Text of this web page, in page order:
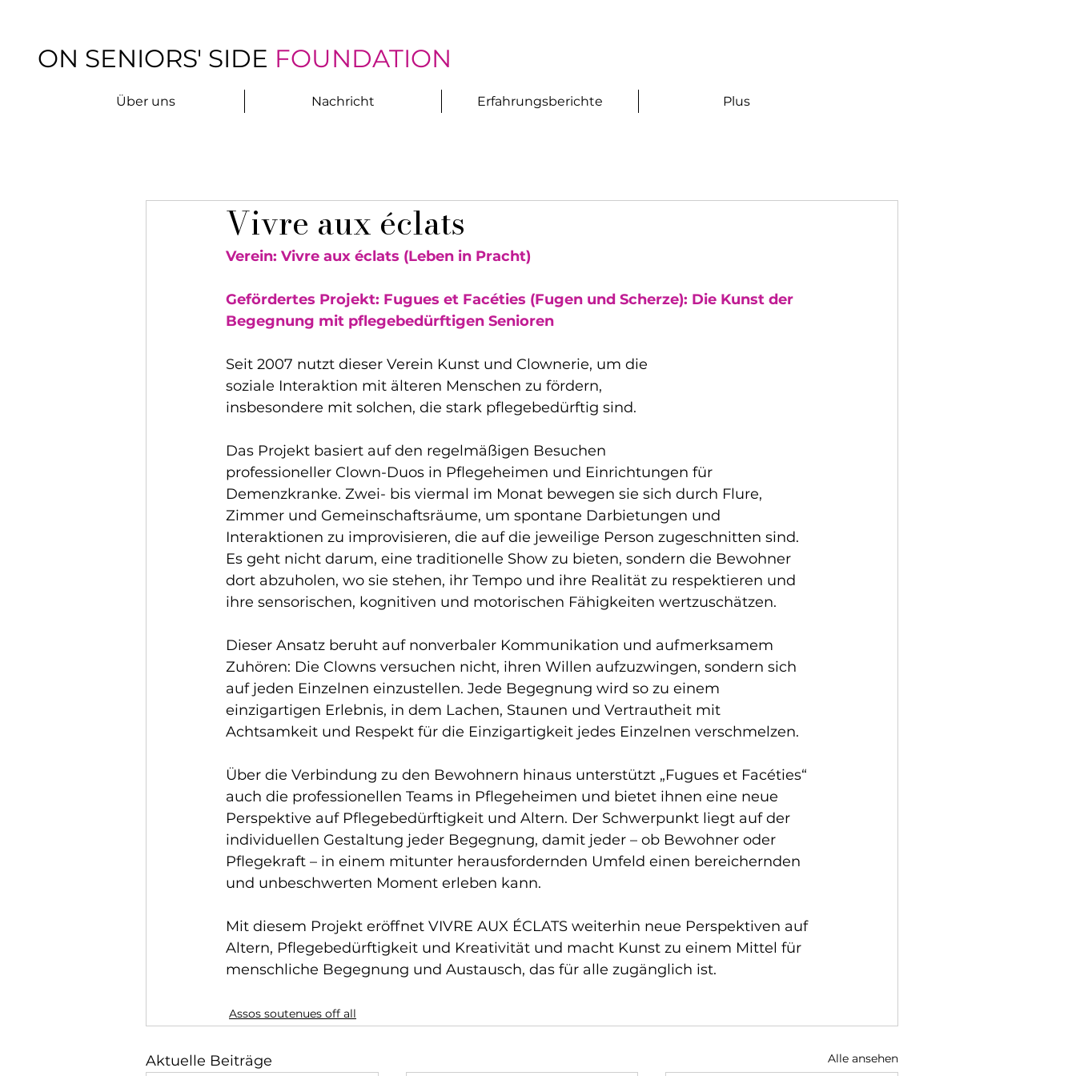
ON SENIORS' SIDE FOUNDATION
Über uns Nachricht Erfahrungsberichte Plus
Vivre aux éclats
Verein: Vivre aux éclats (Leben in Pracht)
Gefördertes Projekt: Fugues et Facéties (Fugen und Scherze): Die Kunst der
Begegnung mit pflegebedürftigen Senioren
Seit 2007 nutzt dieser Verein Kunst und Clownerie, um die
soziale Interaktion mit älteren Menschen zu fördern,
insbesondere mit solchen, die stark pflegebedürftig sind.
Das Projekt basiert auf den regelmäßigen Besuchen
professioneller Clown-Duos in Pflegeheimen und Einrichtungen für
Demenzkranke. Zwei- bis viermal im Monat bewegen sie sich durch Flure,
Zimmer und Gemeinschaftsräume, um spontane Darbietungen und
Interaktionen zu improvisieren, die auf die jeweilige Person zugeschnitten sind.
Es geht nicht darum, eine traditionelle Show zu bieten, sondern die Bewohner
dort abzuholen, wo sie stehen, ihr Tempo und ihre Realität zu respektieren und
ihre sensorischen, kognitiven und motorischen Fähigkeiten wertzuschätzen.
Dieser Ansatz beruht auf nonverbaler Kommunikation und aufmerksamem
Zuhören: Die Clowns versuchen nicht, ihren Willen aufzuzwingen, sondern sich
auf jeden Einzelnen einzustellen. Jede Begegnung wird so zu einem
einzigartigen Erlebnis, in dem Lachen, Staunen und Vertrautheit mit
Achtsamkeit und Respekt für die Einzigartigkeit jedes Einzelnen verschmelzen.
Über die Verbindung zu den Bewohnern hinaus unterstützt „Fugues et Facéties“
auch die professionellen Teams in Pflegeheimen und bietet ihnen eine neue
Perspektive auf Pflegebedürftigkeit und Altern. Der Schwerpunkt liegt auf der
individuellen Gestaltung jeder Begegnung, damit jeder – ob Bewohner oder
Pflegekraft – in einem mitunter herausfordernden Umfeld einen bereichernden
und unbeschwerten Moment erleben kann.
Mit diesem Projekt eröffnet VIVRE AUX ÉCLATS weiterhin neue Perspektiven auf
Altern, Pflegebedürftigkeit und Kreativität und macht Kunst zu einem Mittel für
menschliche Begegnung und Austausch, das für alle zugänglich ist.
Assos soutenues off all
Aktuelle Beiträge Alle ansehen